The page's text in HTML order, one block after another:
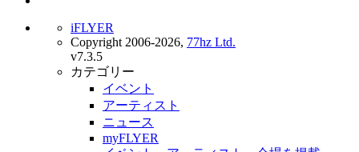
iFLYER
Copyright 2006-2026, 77hz Ltd.
v7.3.5
カテゴリー
イベント
アーティスト
ニュース
myFLYER